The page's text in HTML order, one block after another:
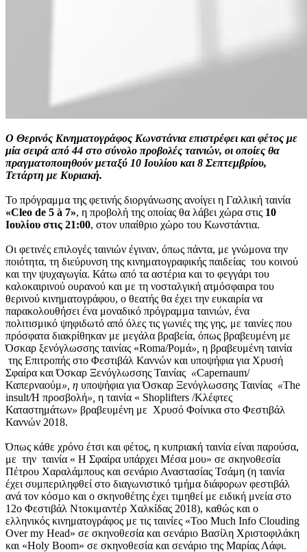
Ο Θερινός Κινηματογράφος Κωνστάνια επιστρέφει και φέτος με
μία σειρά από 44 στο σύνολο προβολές ταινιών, οι οποίες θα
πραγματοποιηθούν μεταξύ 10 Ιουλίου και 8 Σεπτεμβρίου,
Τετάρτη με Κυριακή.
Το πρόγραμμα της φετινής διοργάνωσης ανοίγει η Γαλλική ταινία
«Cleo de 5 à 7», η προβολή της οποίας θα λάβει χώρα στις 10
Ιουλίου στις 21:00, στον υπαίθριο χώρο του Κωνστάντια.
Οι φετινές επιλογές ταινιών έγιναν, όπως πάντα, με γνώμονα την
ποιότητα, τη διεύρυνση της κινηματογραφικής παιδείας του κοινού
και την ψυχαγωγία. Κάτω από τα αστέρια και το φεγγάρι του
καλοκαιρινού ουρανού και με τη νοσταλγική ατμόσφαιρα του
θερινού κινηματογράφου, ο θεατής θα έχει την ευκαιρία να
παρακολουθήσει ένα μοναδικό πρόγραμμα ταινιών, ένα
πολιτισμικό ψηφιδωτό από όλες τις γωνιές της γης, με ταινίες που
πρόσφατα διακρίθηκαν με μεγάλα βραβεία, όπως βραβευμένη με
Όσκαρ ξενόγλωσσης ταινίας «Roma/Ρομά», η βραβευμένη ταινία
της Επιτροπής στο Φεστιβάλ Καννών και υποψήφια για Χρυσή
Σφαίρα και Όσκαρ Ξενόγλωσσης Ταινίας «Capernaum/
Καπερναούμ», η υποψήφια για Όσκαρ Ξενόγλωσσης Ταινίας «The
insult/Η προσβολή», η ταινία « Shoplifters /Κλέφτες
Καταστημάτων» βραβευμένη με Χρυσό Φοίνικα στο Φεστιβάλ
Καννών 2018.
Όπως κάθε χρόνο έτσι και φέτος, η κυπριακή ταινία είναι παρούσα,
με την ταινία « Η Σφαίρα υπάρχει Μέσα μου» σε σκηνοθεσία
Πέτρου Χαραλάμπους και σενάριο Αναστασίας Τσάμη (η ταινία
έχει συμπεριληφθεί στο διαγωνιστικό τμήμα διάφορων φεστιβάλ
ανά τον κόσμο και ο σκηνοθέτης έχει τιμηθεί με ειδική μνεία στο
12ο Φεστιβάλ Ντοκιμαντέρ Χαλκίδας 2018), καθώς και ο
ελληνικός κινηματογράφος με τις ταινίες «Toο Μuch Ιnfo Clouding
Over my Head» σε σκηνοθεσία και σενάριο Βασίλη Χριστοφιλάκη
και «Holy Boom» σε σκηνοθεσία και σενάριο της Μαρίας Λάφι.